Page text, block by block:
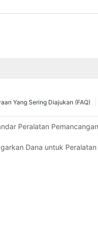
Yang Sering Diajukan (FAQ)
Peralatan
Dana untuk